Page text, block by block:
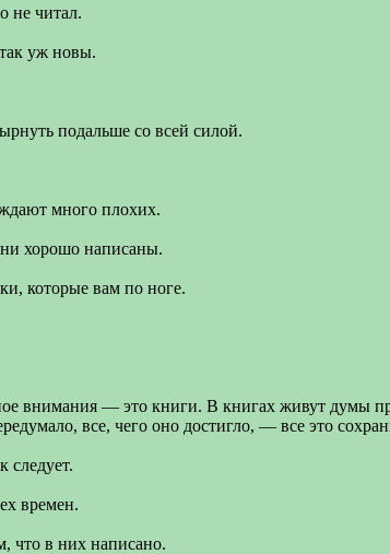
не читал.
уж новы.
подальше со всей силой.
много плохих.
хорошо написаны.
которые вам по ноге.
внимания — это книги. В книгах живут думы
все, чего оно достигло, — все это
следует.
времен.
что в них написано.